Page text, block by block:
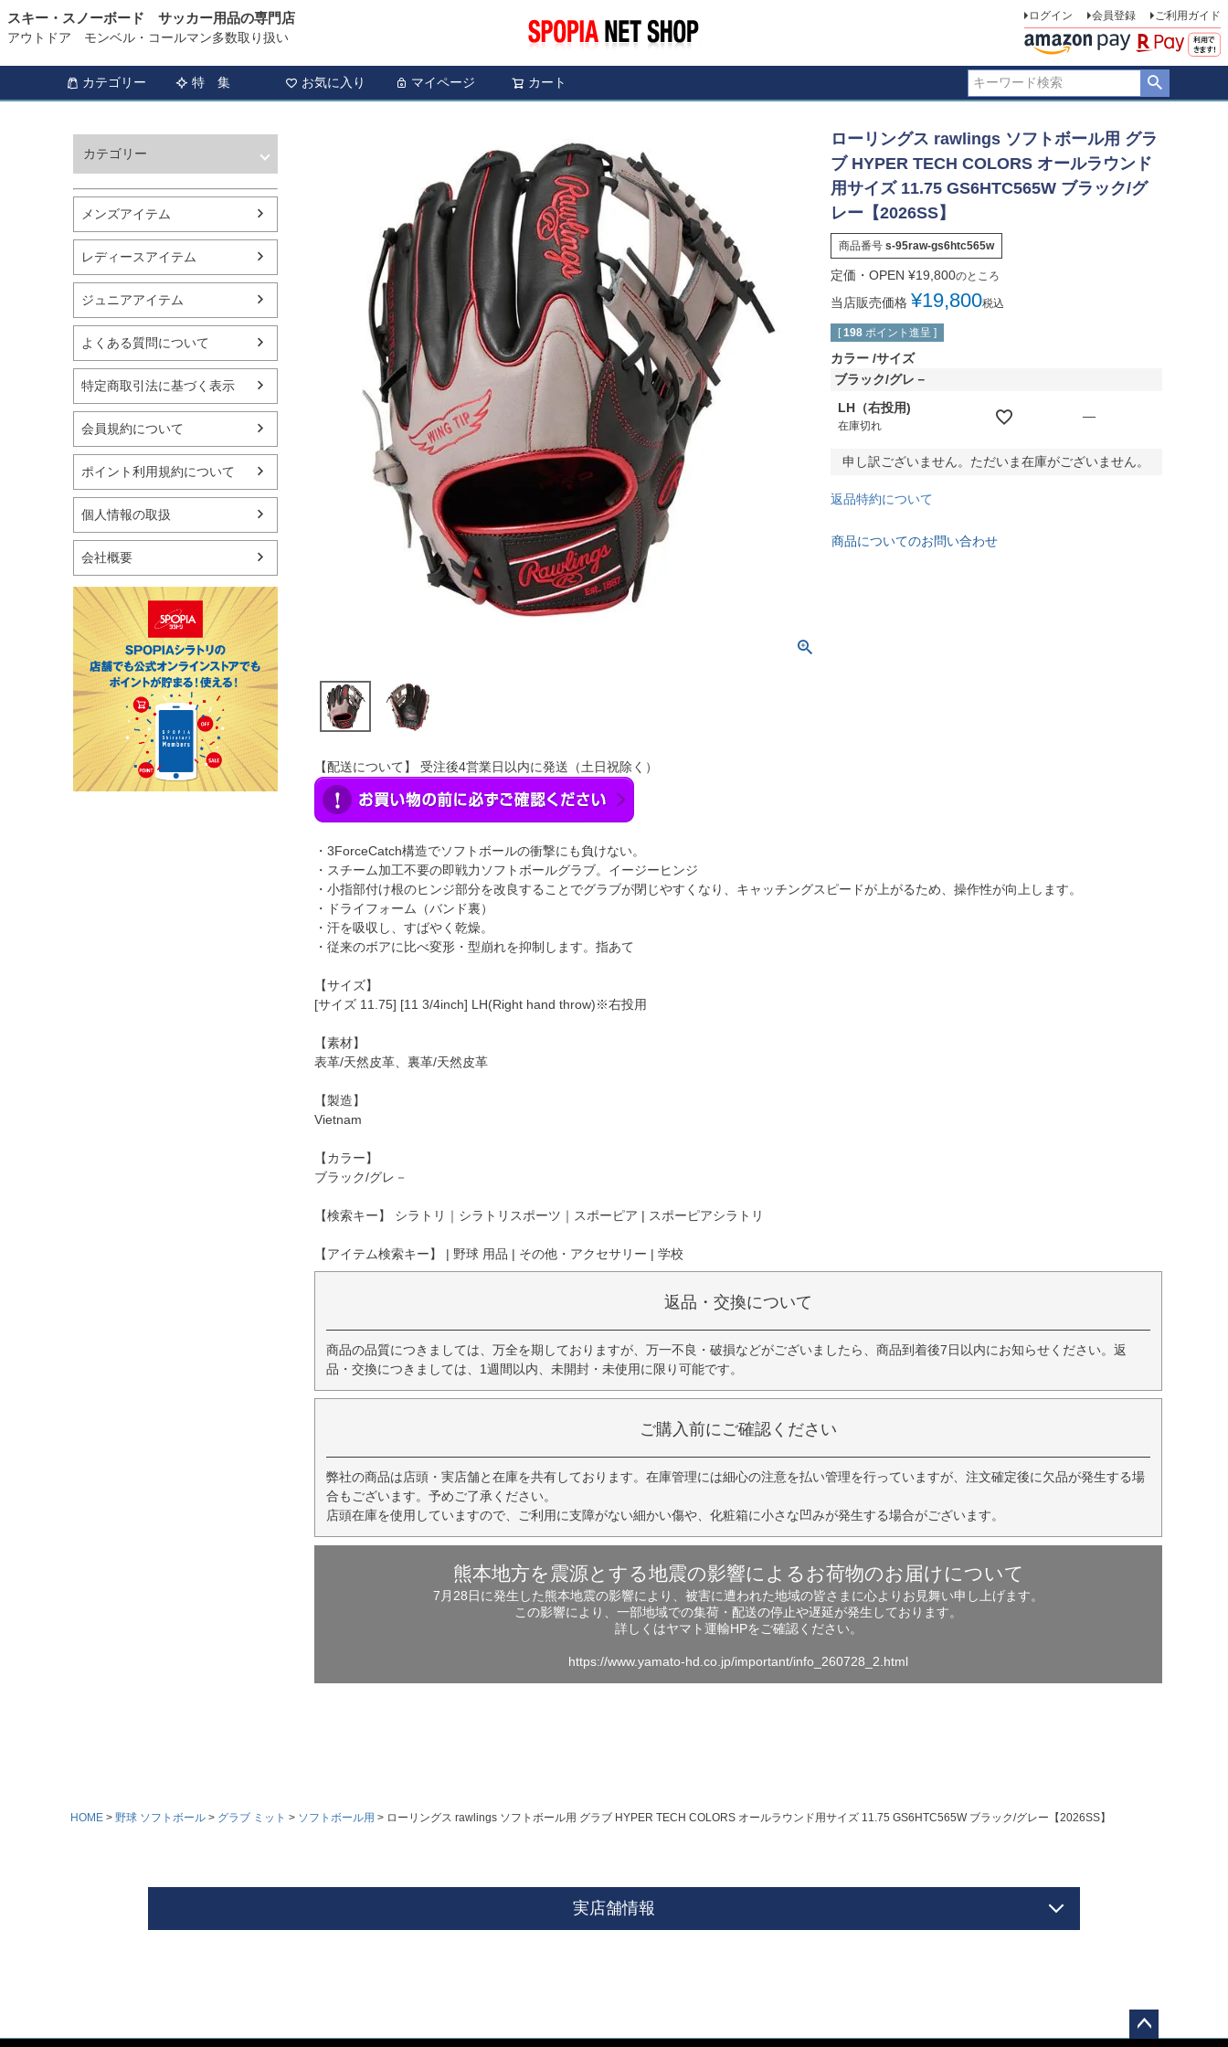
スキー・スノーボード サッカー用品の専門店
アウトドア モンベル・コールマン多数取り扱い
ログイン 会員登録 ご利用ガイド
カテゴリー 特 集 お気に入り マイページ カート
カテゴリー
バスケットボール
シューズ
ランニング用品
スポーツアパレル
テニス
バレーボール
フィットネス用品
スイミング用品
マリン
スケートボード
野球・ソフトボール
ゴルフ
卓球用品
バッグ・サングラス
ハンドボール用品
ラグビー用品
グランドゴルフ
メンズアイテム
レディースアイテム
ジュニアアイテム
よくある質問について
特定商取引法に基づく表示
会員規約について
ポイント利用規約について
個人情報の取扱
会社概要
ローリングス rawlings ソフトボール用 グラ
ブ HYPER TECH COLORS オールラウンド
用サイズ 11.75 GS6HTC565W ブラック/グ
レー【2026SS】
商品番号 s-95raw-gs6htc565w
定価・OPEN ¥19,800のところ
当店販売価格 ¥19,800税込
[ 198 ポイント進呈 ]
カラー サイズ
ブラック/グレ－
LH（右投用)
在庫切れ
—
申し訳ございません。ただいま在庫がございません。
返品特約について
商品についてのお問い合わせ
【配送について】 受注後4営業日以内に発送（土日祝除く）
・3ForceCatch構造でソフトボールの衝撃にも負けない。
・スチーム加工不要の即戦力ソフトボールグラブ。イージーヒンジ
・小指部付け根のヒンジ部分を改良することでグラブが閉じやすくなり、キャッチングスピードが上がるため、操作性が向上します。
・ドライフォーム（バンド裏）
・汗を吸収し、すばやく乾燥。
・従来のボアに比べ変形・型崩れを抑制します。指あて
【サイズ】
[サイズ 11.75] [11 3/4inch] LH(Right hand throw)※右投用
【素材】
表革/天然皮革、裏革/天然皮革
【製造】
Vietnam
【カラー】
ブラック/グレ－
【検索キー】 シラトリ｜シラトリスポーツ｜スポーピア | スポーピアシラトリ
【アイテム検索キー】 | 野球 用品 | その他・アクセサリー | 学校
返品・交換について
商品の品質につきましては、万全を期しておりますが、万一不良・破損などがございましたら、商品到着後7日以内にお知らせください。返
品・交換につきましては、1週間以内、未開封・未使用に限り可能です。
ご購入前にご確認ください
弊社の商品は店頭・実店舗と在庫を共有しております。在庫管理には細心の注意を払い管理を行っていますが、注文確定後に欠品が発生する場
合もございます。予めご了承ください。
店頭在庫を使用していますので、ご利用に支障がない細かい傷や、化粧箱に小さな凹みが発生する場合がございます。
熊本地方を震源とする地震の影響によるお荷物のお届けについて
7月28日に発生した熊本地震の影響により、被害に遭われた地域の皆さまに心よりお見舞い申し上げます。
この影響により、一部地域での集荷・配送の停止や遅延が発生しております。
詳しくはヤマト運輸HPをご確認ください。
https://www.yamato-hd.co.jp/important/info_260728_2.html
HOME 野球 ソフトボール グラブ ミット ソフトボール用 ローリングス rawlings ソフトボール用 グラブ HYPER TECH COLORS オールラウンド用サイズ 11.75 GS6HTC565W ブラック/グレー【2026SS】
実店舗情報